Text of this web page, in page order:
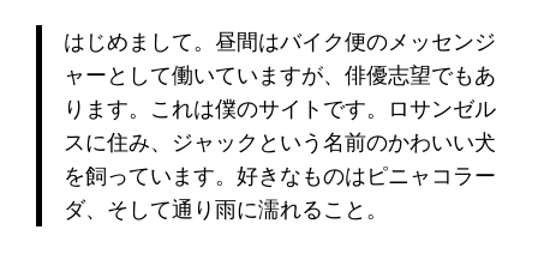
はじめまして。昼間はバイク便のメッセンジ
ャーとして働いていますが、俳優志望でもあ
ります。これは僕のサイトです。ロサンゼル
スに住み、ジャックという名前のかわいい犬
を飼っています。好きなものはピニャコラー
ダ、そして通り雨に濡れること。